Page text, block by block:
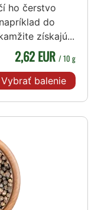
ho čerstvo
do
získajú...
2,62 EUR / 10 g
Vybrať balenie